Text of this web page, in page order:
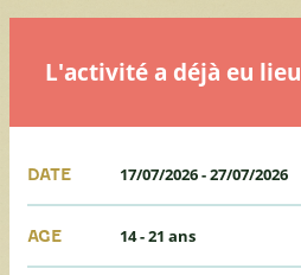
L'activité a déjà eu lieu
DATE 17/07/2026-27/07/2026
AGE 14 - 21 ans